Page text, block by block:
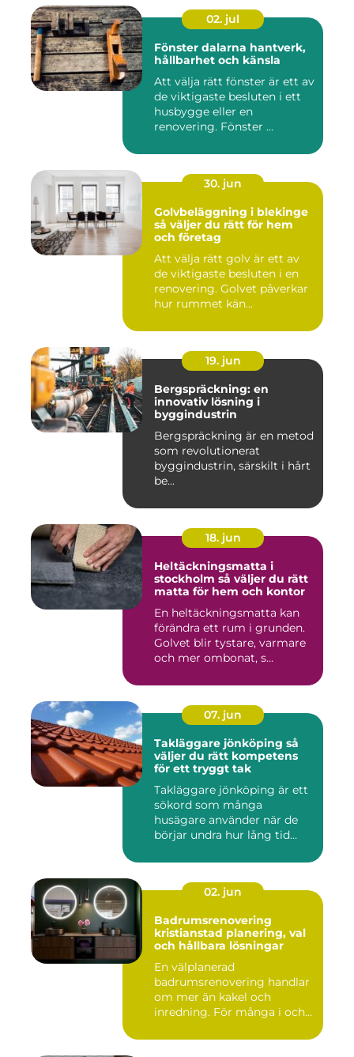
02. jul
Fönster dalarna hantverk,
hållbarhet och känsla
Att välja rätt fönster är ett av
de viktigaste besluten i ett
husbygge eller en
renovering. Fönster ...
30. jun
Golvbeläggning i blekinge
så väljer du rätt för hem
och företag
Att välja rätt golv är ett av
de viktigaste besluten i en
renovering. Golvet påverkar
hur rummet kän...
19. jun
Bergspräckning: en
innovativ lösning i
byggindustrin
Bergspräckning är en metod
som revolutionerat
byggindustrin, särskilt i hårt
be...
18. jun
Heltäckningsmatta i
stockholm så väljer du rätt
matta för hem och kontor
En heltäckningsmatta kan
förändra ett rum i grunden.
Golvet blir tystare, varmare
och mer ombonat, s...
07. jun
Takläggare jönköping så
väljer du rätt kompetens
för ett tryggt tak
Takläggare jönköping är ett
sökord som många
husägare använder när de
börjar undra hur lång tid
02. jun
Badrumsrenovering
kristianstad planering, val
och hållbara lösningar
En välplanerad
badrumsrenovering handlar
om mer än kakel och
inredning. För många i och